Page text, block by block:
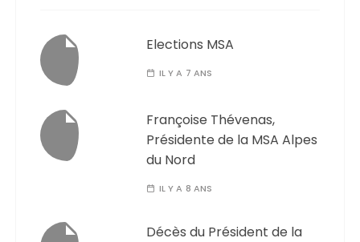
Elections MSA
IL Y A 7 ANS
Françoise Thévenas,
Présidente de la MSA Alpes
du Nord
IL Y A 8 ANS
Décès du Président de la